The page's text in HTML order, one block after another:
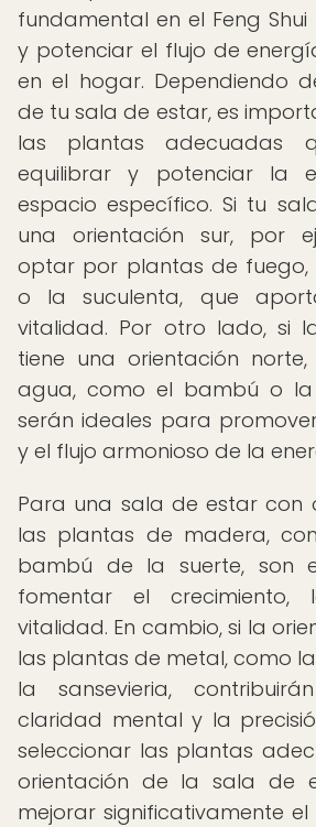
fundamental en el Feng
y potenciar el flujo de
en el hogar. Dependiendo
de tu sala de estar, es
las plantas adecuadas
equilibrar y potenciar la
espacio específico. Si tu
una orientación sur, por
optar por plantas de fuego,
o la suculenta, que
vitalidad. Por otro lado, si
tiene una orientación
agua, como el bambú o
serán ideales para
y el flujo armonioso de la
Para una sala de estar con
las plantas de madera,
bambú de la suerte, son
fomentar el
vitalidad. En cambio, si la
las plantas de metal, como
la sansevieria,
claridad mental y la
seleccionar las plantas
orientación de la sala de
mejorar significativamente